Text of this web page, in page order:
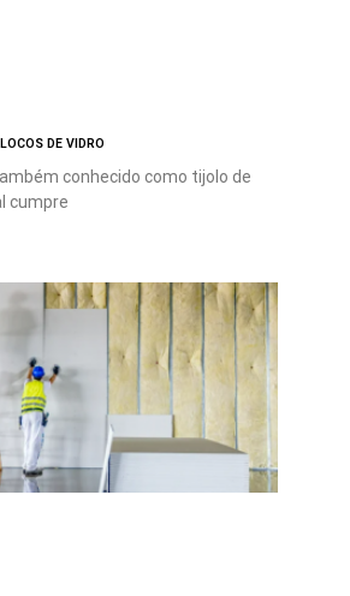
DE VIDRO
conhecido como tijolo de
cumpre